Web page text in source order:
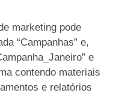
marketing pode
“Campanhas” e,
e
contendo materiais
e relatórios